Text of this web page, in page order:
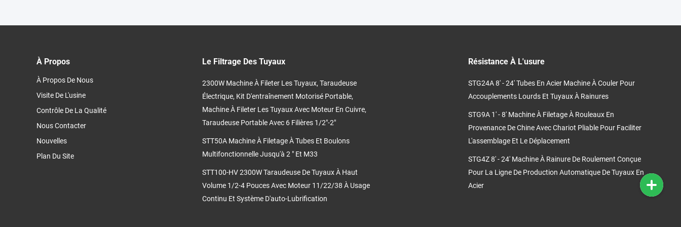
À Propos
À Propos De Nous
Visite De L'usine
Contrôle De La Qualité
Nous Contacter
Nouvelles
Plan Du Site
Le Filtrage Des Tuyaux
2300W Machine À Fileter Les Tuyaux, Taraudeuse
Électrique, Kit D'entraînement Motorisé Portable,
Machine À Fileter Les Tuyaux Avec Moteur En Cuivre,
Taraudeuse Portable Avec 6 Filières 1/2"-2"
STT50A Machine À Filetage À Tubes Et Boulons
Multifonctionnelle Jusqu'à 2 " Et M33
STT100-HV 2300W Taraudeuse De Tuyaux À Haut
Volume 1/2-4 Pouces Avec Moteur 11/22/38 À Usage
Continu Et Système D'auto-Lubrification
Résistance À L'usure
STG24A 8' - 24' Tubes En Acier Machine À Couler Pour
Accouplements Lourds Et Tuyaux À Rainures
STG9A 1' - 8' Machine À Filetage À Rouleaux En
Provenance De Chine Avec Chariot Pliable Pour Faciliter
L'assemblage Et Le Déplacement
STG4Z 8' - 24' Machine À Rainure De Roulement Conçue
Pour La Ligne De Production Automatique De Tuyaux En
Acier